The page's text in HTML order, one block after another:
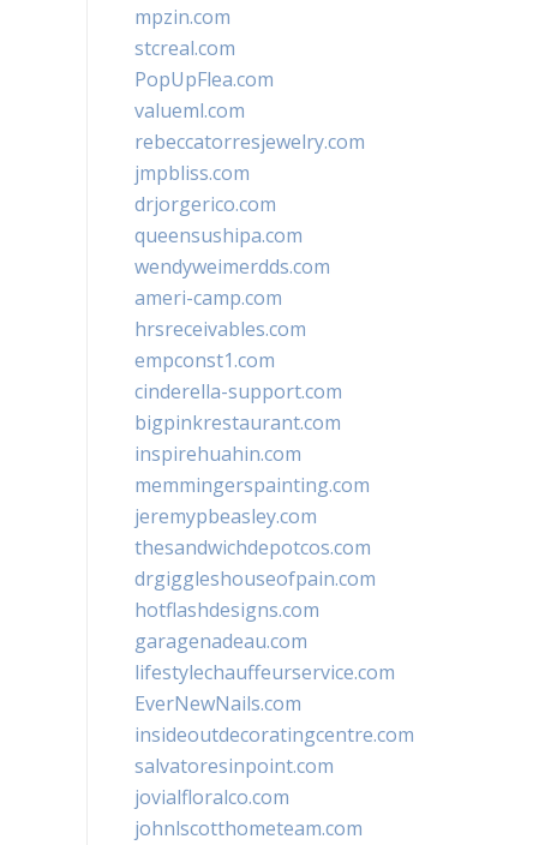
mpzin.com
stcreal.com
PopUpFlea.com
valueml.com
rebeccatorresjewelry.com
jmpbliss.com
drjorgerico.com
queensushipa.com
wendyweimerdds.com
ameri-camp.com
hrsreceivables.com
empconst1.com
cinderella-support.com
bigpinkrestaurant.com
inspirehuahin.com
memmingerspainting.com
jeremypbeasley.com
thesandwichdepotcos.com
drgiggleshouseofpain.com
hotflashdesigns.com
garagenadeau.com
lifestylechauffeurservice.com
EverNewNails.com
insideoutdecoratingcentre.com
salvatoresinpoint.com
jovialfloralco.com
johnlscotthometeam.com